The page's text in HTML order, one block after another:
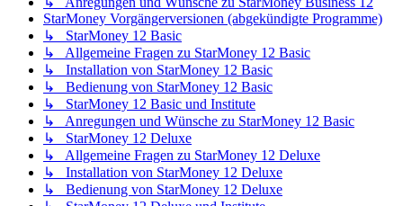
StarMoney Vorgängerversionen (abgekündigte Programme)
↳ StarMoney 12 Basic
↳ Allgemeine Fragen zu StarMoney 12 Basic
↳ Installation von StarMoney 12 Basic
↳ Bedienung von StarMoney 12 Basic
↳ StarMoney 12 Basic und Institute
↳ Anregungen und Wünsche zu StarMoney 12 Basic
↳ StarMoney 12 Deluxe
↳ Allgemeine Fragen zu StarMoney 12 Deluxe
↳ Installation von StarMoney 12 Deluxe
↳ Bedienung von StarMoney 12 Deluxe